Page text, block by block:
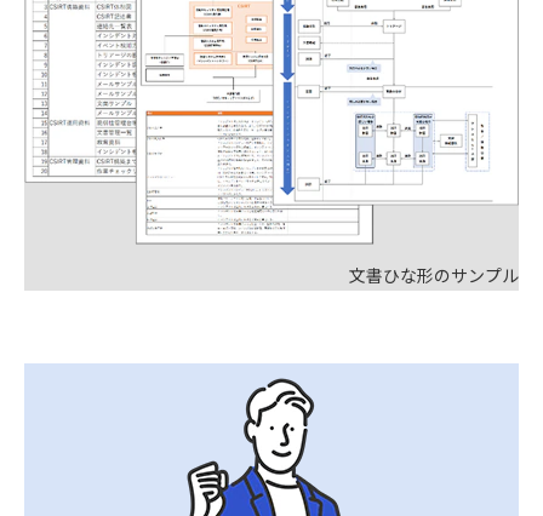
文書ひな形のサンプル